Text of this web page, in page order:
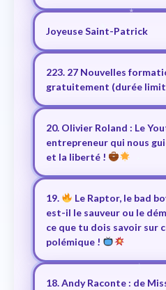
Joyeuse Saint-Patrick
223. 27 Nouvelles
gratuitement (durée
20. Olivier Roland : Le
entrepreneur qui nous
et la liberté !
19.
Le Raptor, le bad
est-il le sauveur ou le
ce que tu dois savoir sur
polémique !
18. Andy Raconte : de